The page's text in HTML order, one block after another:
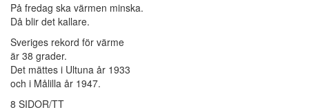
På fredag ska värmen minska.
Då blir det kallare.
Sveriges rekord för värme
är 38 grader.
Det mättes i Ultuna år 1933
och i Målilla år 1947.
8 SIDOR/TT